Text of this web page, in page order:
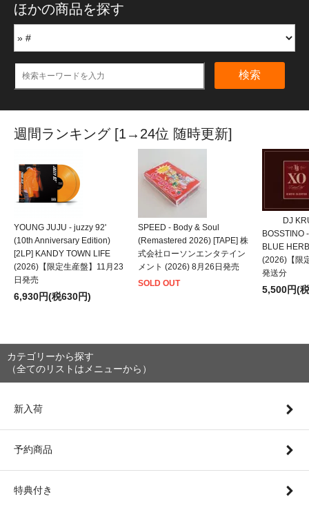
ほかの商品を探す
検索
週間ランキング [1→24位 随時更新]
YOUNG JUJU - juzzy 92'
(10th Anniversary Edition)
[2LP] KANDY TOWN LIFE
(2026)【限定生産盤】11月23
日発売
6,930円(税630円)
SPEED - Body & Soul
(Remastered 2026) [TAPE] 株
式会社ローソンエンタテイン
メント (2026) 8月26日発売
SOLD OUT
DJ
BOSSTINO
BLUE
(2026)【限
発送分
5,500円(
カテゴリーから探す
（全てのリストはメニューから）
新入荷
予約商品
特典付き